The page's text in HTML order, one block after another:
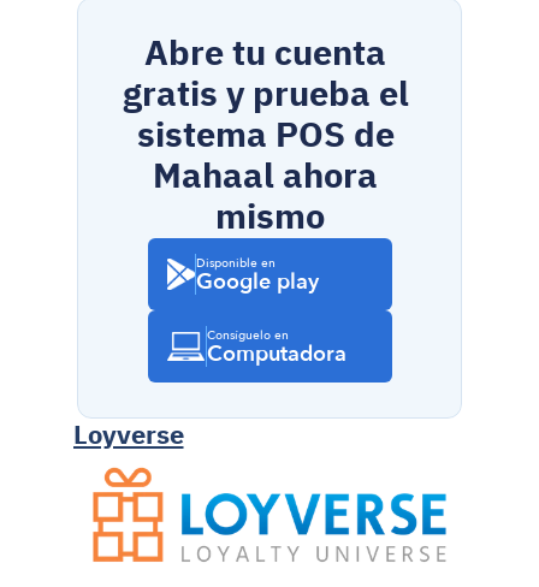
Abre tu cuenta
gratis y prueba el
sistema POS de
Mahaal ahora
mismo
Disponible en
Google play
Consíguelo en
Computadora
Loyverse